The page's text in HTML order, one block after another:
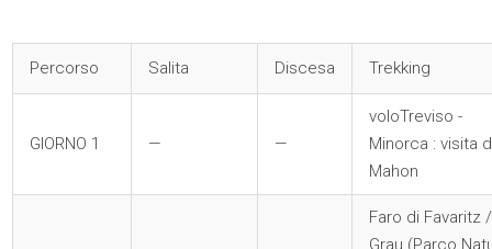
Percorso Salita Discesa Trekking
GIORNO 1 — —
voloTreviso -
Minorca : visita
Mahon
Faro di Favaritz
Grau (Parco